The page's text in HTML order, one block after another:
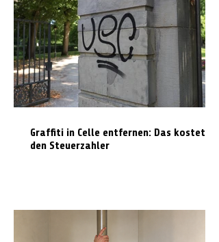
Graffiti in Celle entfernen: Das kostet es
den Steuerzahler